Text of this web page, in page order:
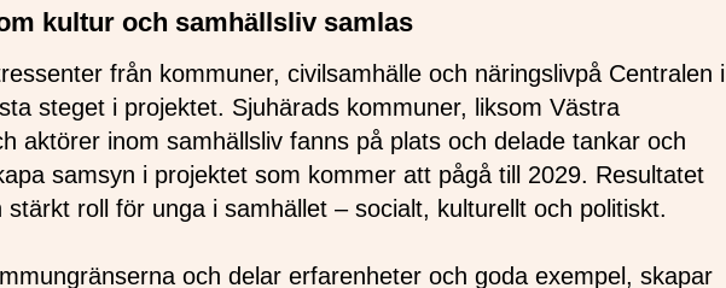
kultur och samhällsliv samlas
från kommuner, civilsamhälle och näringslivpå Centralen i
steget i projektet. Sjuhärads kommuner, liksom Västra
aktörer inom samhällsliv fanns på plats och delade tankar och
samsyn i projektet som kommer att pågå till 2029. Resultatet
roll för unga i samhället – socialt, kulturellt och politiskt.
och delar erfarenheter och goda exempel, skapar